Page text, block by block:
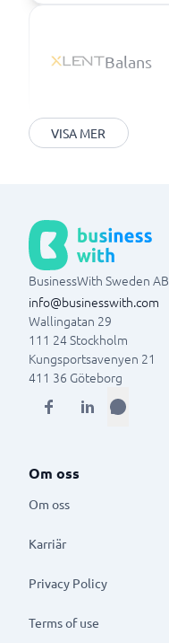
Balans
VISA MER
BusinessWith Sweden AB
info@businesswith.com
Wallingatan 29
111 24Stockholm
Kungsportsavenyen 21
411 36 Göteborg
Om oss
Om oss
Karriär
Privacy Policy
Terms of use